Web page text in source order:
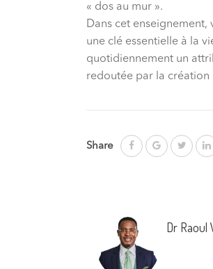
« dos au mur ».
Dans cet
une clé essentielle à la
quotidiennement un
redoutée par la création
Share
Dr Raoul